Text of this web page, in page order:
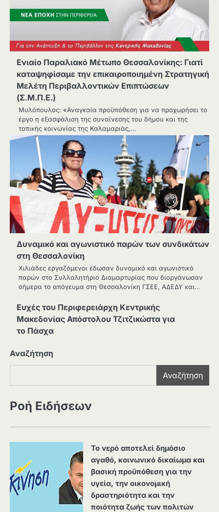
Ενιαίο Παραλιακό Μέτωπο Θεσσαλονίκης: Γιατί
καταψηφίσαμε την επικαιροποιημένη Στρατηγική
Μελέτη Περιβαλλοντικών Επιπτώσεων
(Σ.Μ.Π.Ε.)
Μυλόπουλος: «Αναγκαία προϋπόθεση για να προχωρήσει το
έργο η εξασφάλιση της συναίνεσης του δήμου και της
τοπικής κοινωνίας της Καλαμαριάς,…
Δυναμικό και αγωνιστικό παρών των συνδικάτων
στη Θεσσαλονίκη
Χιλιάδες εργαζόμενοι έδωσαν δυναμικό και αγωνιστικό
παρών στο Συλλαλητήριο Διαμαρτυρίας που διοργάνωσαν
σήμερα το απόγευμα στη Θεσσαλονίκη ΓΣΕΕ, ΑΔΕΔΥ και…
Ευχές του Περιφερειάρχη Κεντρικής
Μακεδονίας Απόστολου Τζιτζικώστα για
το Πάσχα
Αναζήτηση
Αναζήτηση
Ροή Ειδήσεων
Το νερό αποτελεί δημόσιο
αγαθό, κοινωνικό δικαίωμα και
βασική προϋπόθεση για την
υγεία, την οικονομική
δραστηριότητα και την
ποιότητα ζωής των πολιτών